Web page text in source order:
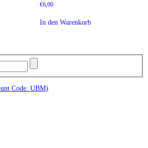
€6,00
In den Warenkorb
Code: UBM)